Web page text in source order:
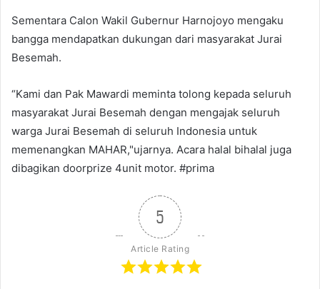
Sementara Calon Wakil Gubernur Harnojoyo mengaku
bangga mendapatkan dukungan dari masyarakat Jurai
Besemah.
“Kami dan Pak Mawardi meminta tolong kepada seluruh
masyarakat Jurai Besemah dengan mengajak seluruh
warga Jurai Besemah di seluruh Indonesia untuk
memenangkan MAHAR,"ujarnya. Acara halal bihalal juga
dibagikan doorprize 4unit motor. #prima
5
Article Rating